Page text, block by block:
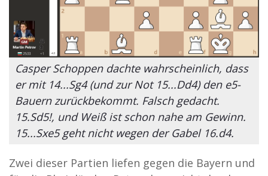
Casper Schoppen dachte wahrscheinlich, dass
er mit 14...Sg4 (und zur Not 15...Dd4) den e5-
Bauern zurückbekommt. Falsch gedacht.
15.Sd5!, und Weiß ist schon nahe am Gewinn.
15...Sxe5 geht nicht wegen der Gabel 16.d4.
Zwei dieser Partien liefen gegen die Bayern und